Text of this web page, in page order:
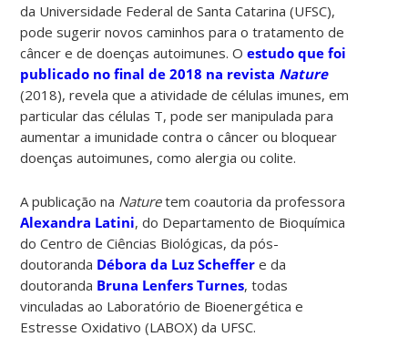
da Universidade Federal de Santa Catarina (UFSC),
pode sugerir novos caminhos para o tratamento de
câncer e de doenças autoimunes. Oestudo que foi
publicado no final de 2018 na revista Nature
(2018), revela que a atividade de células imunes, em
particular das células T, pode ser manipulada para
aumentar a imunidade contra o câncer ou bloquear
doenças autoimunes, como alergia ou colite.
A publicação na Naturetem coautoria da professora
Alexandra Latini, do Departamento de Bioquímica
do Centro de Ciências Biológicas, da pós-
doutoranda Débora da Luz Scheffer e da
doutoranda Bruna Lenfers Turnes, todas
vinculadas ao Laboratório de Bioenergética e
Estresse Oxidativo (LABOX) da UFSC.